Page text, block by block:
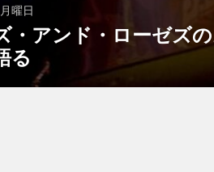
曜日
・アンド・ローゼズ
る